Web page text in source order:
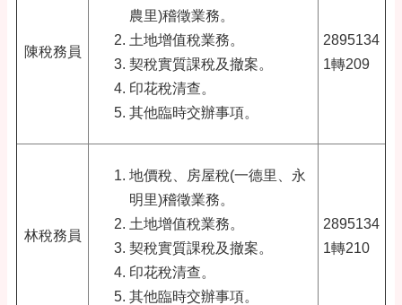
陳稅務員
農里)稽徵業務。
土地增值稅業務。
契稅實質課稅及撤案。
印花稅清查。
其他臨時交辦事項。
2895134
1轉209
林稅務員
地價稅、房屋稅(一德里、永
明里)稽徵業務。
土地增值稅業務。
契稅實質課稅及撤案。
印花稅清查。
其他臨時交辦事項。
2895134
1轉210